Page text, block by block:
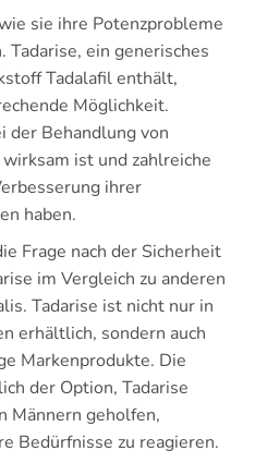
sie ihre Potenzprobleme
ein generisches
Tadalafil enthält,
Möglichkeit.
der Behandlung von
ist und zahlreiche
ihrer
haben.
Frage nach der Sicherheit
im Vergleich zu anderen
Tadarise ist nicht nur in
erhältlich, sondern auch
Markenprodukte. Die
der Option, Tadarise
Männern geholfen,
Bedürfnisse zu reagieren.